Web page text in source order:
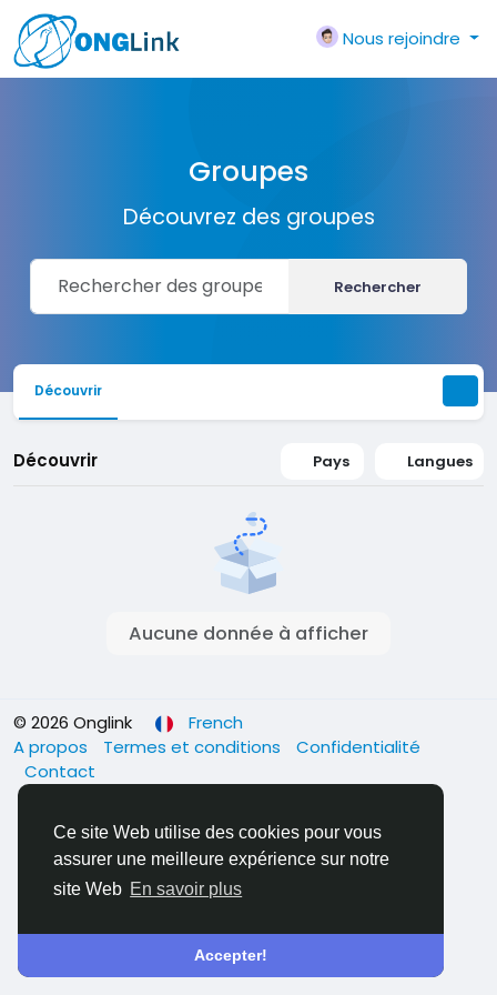
Ce site Web utilise des cookies pour vous
assurer une meilleure expérience sur notre
site Web En savoir plus
Accepter!
Nous rejoindre
Groupes
Découvrez des groupes
Rechercher
Découvrir
Découvrir Pays Langues
Aucune donnée à afficher
© 2026 Onglink
French
A propos
Termes et conditions
Confidentialité
Contact